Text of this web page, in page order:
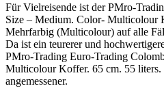
Für Vielreisende ist der PMro-
Size – Medium. Color- Multicolour
Mehrfarbig (Multicolour) auf alle
Da ist ein teurerer und
PMro-Trading Euro-Trading
Multicolour Koffer. 65 cm. 55
angemessener.